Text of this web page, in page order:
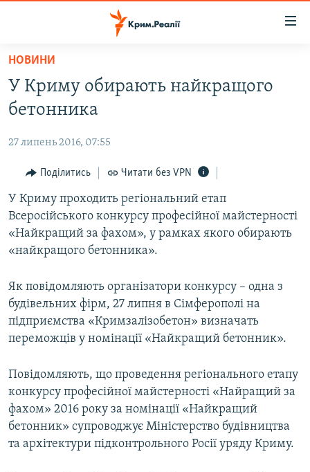
Перейти
основного
матеріалу
до
навігації
Перейти
до
пошуку
ВОДА.КРИМ
ПОЛІТИКА
БЛОГИ
ПОГЛЯД
ІНТЕРВ'Ю
ВСЕ ЗА ДЕНЬ
ДЕПОРТАЦІЯ
ВІДЕОУРОКИ «ELIFBE»
СВІДЧЕННЯ ОКУПАЦІЇ
УКРАЇНСЬКА ПРОБЛЕМА КРИМУ
ІНФОГРАФІКА
ЯК ОБІЙТИ БЛОКУВАННЯ
Русский
ДОЛУЧАЙСЯ!
НОВИНИ
У Криму обирають найкращого
бетонника
27 липень 2016, 07:55
Поділитись Читати без VPN
У Криму проходить регіональний етап
Всеросійського конкурсу професійної майстерності
«Найкращий за фахом», у рамках якого обирають
«найкращого бетонника».
Як повідомляють організатори конкурсу – одна з
будівельних фірм, 27 липня в Сімферополі на
підприємства «Кримзалізобетон» визначать
переможців у номінації «Найкращий бетонник».
Повідомляють, що проведення регіонального етапу
конкурсу професійної майстерності «Найращий за
фахом» 2016 року за номінації «Найкращий
бетонник» супроводжує Міністерство будівництва
та архітектури підконтрольного Росії уряду Криму.